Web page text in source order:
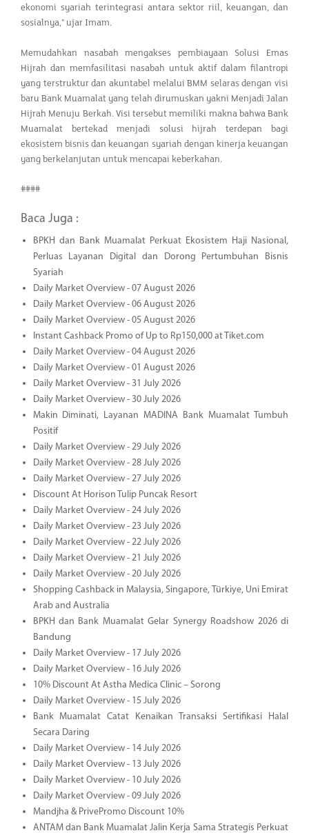
ekonomi syariah terintegrasi antara sektor riil, keuangan, dan
sosialnya," ujar Imam.
Memudahkan nasabah mengakses pembiayaan Solusi Emas
Hijrah dan memfasilitasi nasabah untuk aktif dalam filantropi
yang terstruktur dan akuntabel melalui BMM selaras dengan visi
baru Bank Muamalat yang telah dirumuskan yakni Menjadi Jalan
Hijrah Menuju Berkah. Visi tersebut memiliki makna bahwa Bank
Muamalat bertekad menjadi solusi hijrah terdepan bagi
ekosistem bisnis dan keuangan syariah dengan kinerja keuangan
yang berkelanjutan untuk mencapai keberkahan.
####
Baca Juga :
BPKH dan Bank Muamalat Perkuat Ekosistem Haji Nasional,
Perluas Layanan Digital dan Dorong Pertumbuhan Bisnis
Syariah
Daily Market Overview - 07 August 2026
Daily Market Overview - 06 August 2026
Daily Market Overview - 05 August 2026
Instant Cashback Promo of Up to Rp150,000 at Tiket.com
Daily Market Overview - 04 August 2026
Daily Market Overview - 01 August 2026
Daily Market Overview - 31 July 2026
Daily Market Overview - 30 July 2026
Makin Diminati, Layanan MADINA Bank Muamalat Tumbuh
Positif
Daily Market Overview - 29 July 2026
Daily Market Overview - 28 July 2026
Daily Market Overview - 27 July 2026
Discount At Horison Tulip Puncak Resort
Daily Market Overview - 24 July 2026
Daily Market Overview - 23 July 2026
Daily Market Overview - 22 July 2026
Daily Market Overview - 21 July 2026
Daily Market Overview - 20 July 2026
Shopping Cashback in Malaysia, Singapore, Türkiye, Uni Emirat
Arab and Australia
BPKH dan Bank Muamalat Gelar Synergy Roadshow 2026 di
Bandung
Daily Market Overview - 17 July 2026
Daily Market Overview - 16 July 2026
10% Discount At Astha Medica Clinic – Sorong
Daily Market Overview - 15 July 2026
Bank Muamalat Catat Kenaikan Transaksi Sertifikasi Halal
Secara Daring
Daily Market Overview - 14 July 2026
Daily Market Overview - 13 July 2026
Daily Market Overview - 10 July 2026
Daily Market Overview - 09 July 2026
Mandjha & PrivePromo Discount 10%
ANTAM dan Bank Muamalat Jalin Kerja Sama Strategis Perkuat